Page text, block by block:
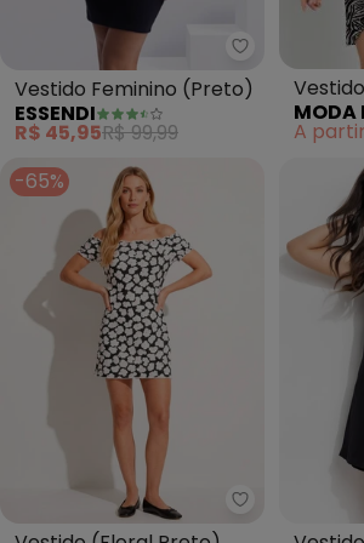
Essendi -
Vestido Feminino (Preto)
ESSENDI
R$ 45,95R$ 99,99
MODA
A
-65%
Quintess -